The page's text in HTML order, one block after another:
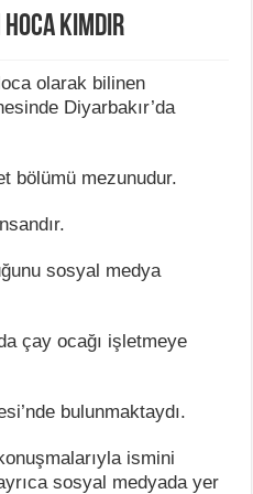
Hoca Kimdir
olarak bilinen
Diyarbakır’da
bölümü mezunudur.
sosyal medya
çay ocağı işletmeye
bulunmaktaydı.
ismini
sosyal medyada yer